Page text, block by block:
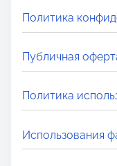
Политика
Публичная
Политика
Использования